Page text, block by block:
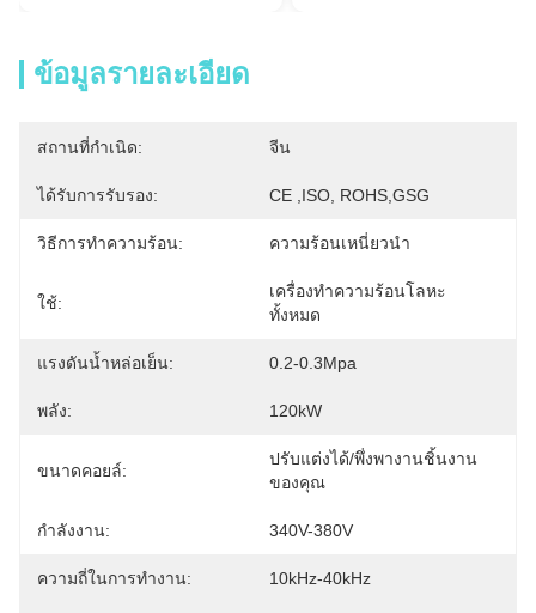
ข้อมูลรายละเอียด
สถานที่กำเนิด: จีน
ได้รับการรับรอง: CE ,ISO, ROHS,GSG
วิธีการทําความร้อน: ความร้อนเหนี่ยวนำ
ใช้:
เครื่องทำความร้อนโลหะ
ทั้งหมด
แรงดันน้ำหล่อเย็น: 0.2-0.3Mpa
พลัง: 120kW
ขนาดคอยล์:
ปรับแต่งได้/พึ่งพางานชิ้นงาน
ของคุณ
กำลังงาน: 340V-380V
ความถี่ในการทำงาน: 10kHz-40kHz